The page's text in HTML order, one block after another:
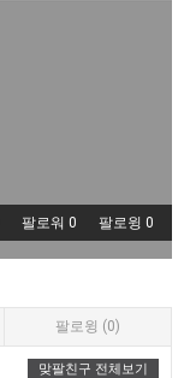
팔로워 0 팔로윙 0
팔로윙 (0)
맞팔친구 전체보기